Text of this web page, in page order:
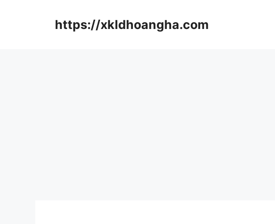
https://xkldhoangha.com